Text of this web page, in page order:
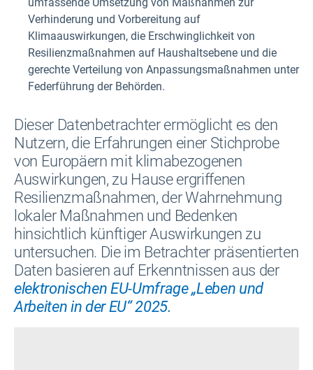
Verhinderung und Vorbereitung auf
Klimaauswirkungen, die Erschwinglichkeit von
Resilienzmaßnahmen auf Haushaltsebene und die
gerechte Verteilung von Anpassungsmaßnahmen unter
Federführung der Behörden.
Dieser Datenbetrachter ermöglicht es den
Nutzern, die Erfahrungen einer Stichprobe
von Europäern mit klimabezogenen
Auswirkungen, zu Hause ergriffenen
Resilienzmaßnahmen, der Wahrnehmung
lokaler Maßnahmen und Bedenken
hinsichtlich künftiger Auswirkungen zu
untersuchen. Die im Betrachter präsentierten
Daten basieren auf Erkenntnissen aus der
elektronischen EU-Umfrage„Leben und
Arbeiten in der EU“2025.